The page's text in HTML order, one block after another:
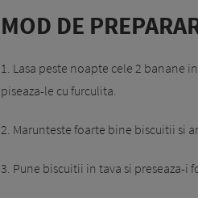
MOD DE
1. Lasa peste noapte cele 2 banane
piseaza-le cu furculita.
2. Marunteste foarte bine biscuitii si
3. Pune biscuitii in tava si preseaza-i